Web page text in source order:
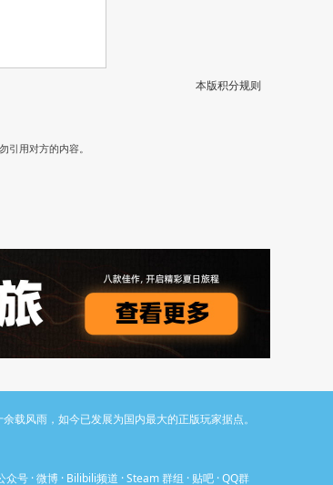
本版积分规则
引用对方的内容。
风雨，如今已发展为国内最大的正版玩家据点。
众号 ·微博 · Bilibili频道 ·Steam 群组 · 贴吧 ·QQ群